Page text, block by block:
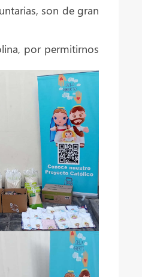
son de gran
por permitirnos